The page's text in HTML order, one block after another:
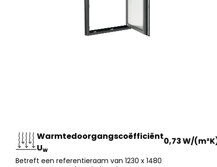
Warmtedoorgangscoëfficiënt
Uw
Betreft een referentieraam van 1230 x 1480
0,73 W/